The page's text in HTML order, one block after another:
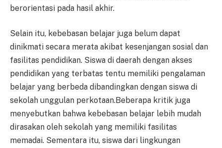
berorientasi pada hasil akhir.
Selain itu, kebebasan belajar juga belum dapat
dinikmati secara merata akibat kesenjangan sosial dan
fasilitas pendidikan. Siswa di daerah dengan akses
pendidikan yang terbatas tentu memiliki pengalaman
belajar yang berbeda dibandingkan dengan siswa di
sekolah unggulan perkotaan.Beberapa kritik juga
menyebutkan bahwa kebebasan belajar lebih mudah
dirasakan oleh sekolah yang memiliki fasilitas
memadai. Sementara itu, siswa dari lingkungan